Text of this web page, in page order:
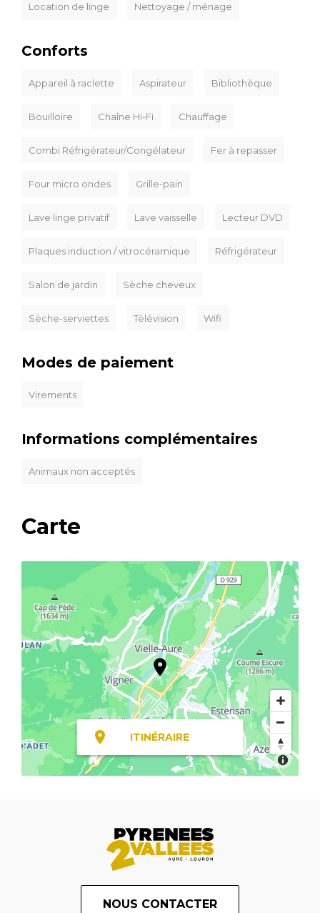
Location de linge Nettoyage / ménage
Conforts
Appareil à raclette Aspirateur Bibliothèque
Bouilloire Chaîne Hi-Fi Chauffage
Combi Réfrigérateur/Congélateur Fer à repasser
Four micro ondes Grille-pain
Lave linge privatif Lave vaisselle Lecteur DVD
Plaques induction / vitrocéramique Réfrigérateur
Salon de jardin Sèche cheveux
Sèche-serviettes Télévision Wifi
Modes de paiement
Virements
Informations complémentaires
Animaux non acceptés
Carte
ITINÉRAIRE
NOUS CONTACTER